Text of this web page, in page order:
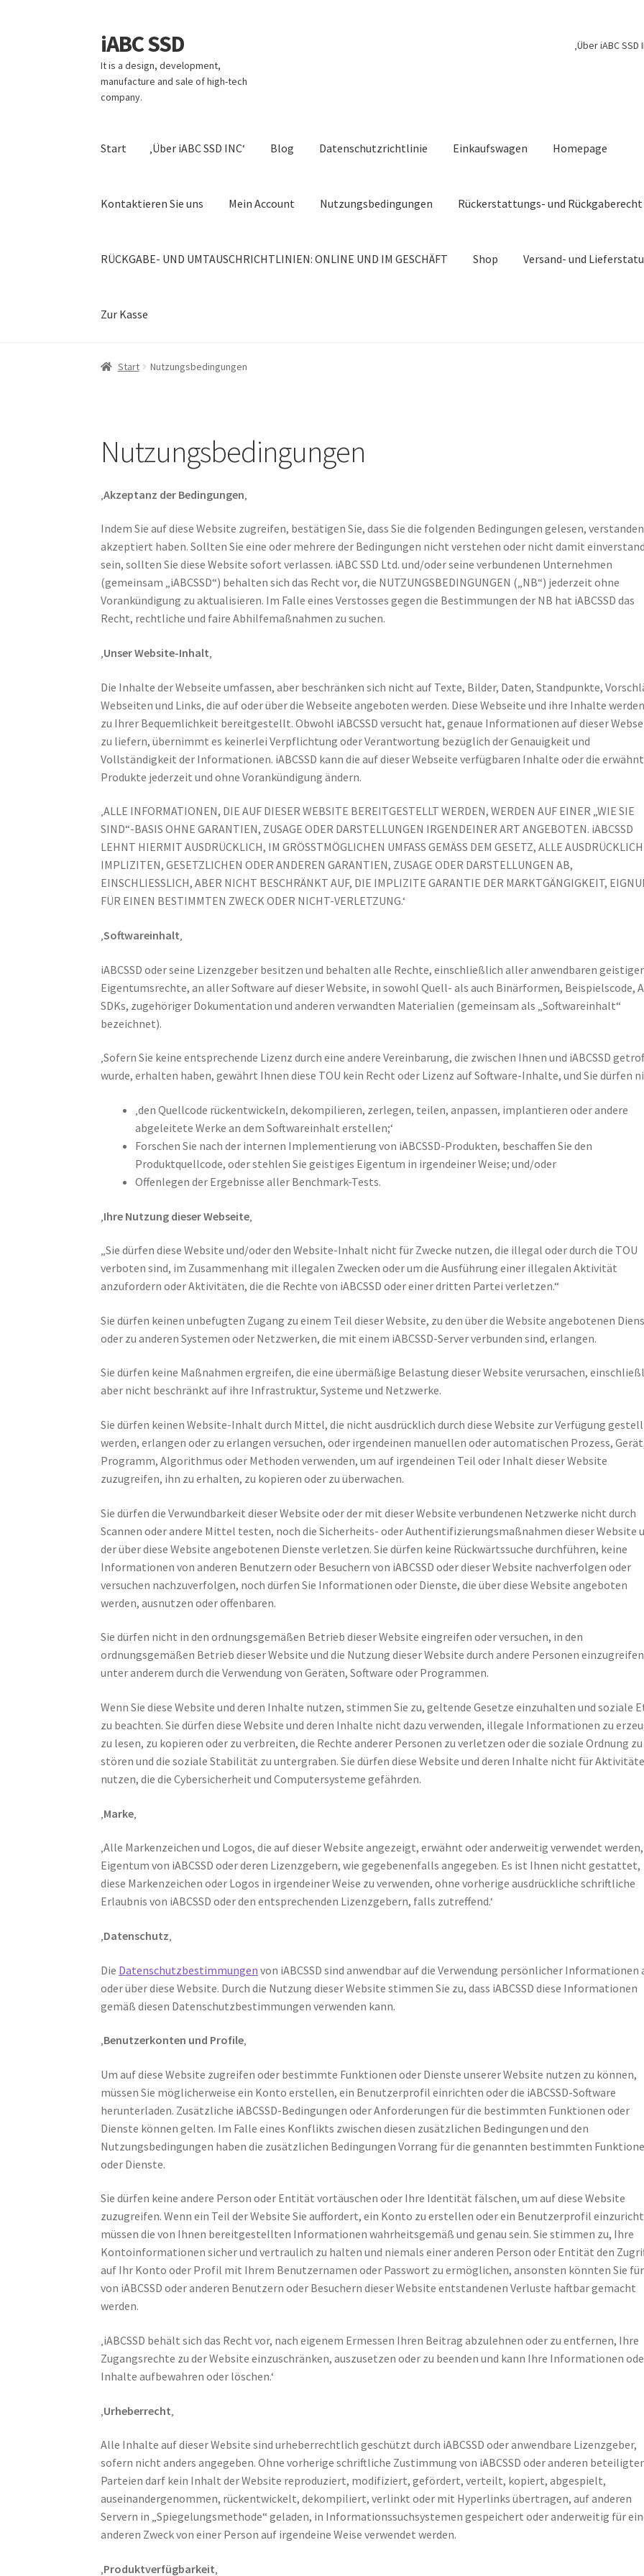
Zur
Navigation
springen
Zum
Inhalt
springen
iABC SSD
It is a design, development,
manufacture and sale of high-tech
company.
‚Über iABC SSD
Start ‚Über iABC SSD INC‘ Blog Datenschutzrichtlinie Einkaufswagen Homepage
Kontaktieren Sie uns Mein Account Nutzungsbedingungen Rückerstattungs- und Rückgaberecht
RÜCKGABE- UND UMTAUSCHRICHTLINIEN: ONLINE UND IM GESCHÄFT Shop Versand- und
Zur Kasse
Start ‚Über iABC SSD INC‘
RÜCKGABE- UND UMTAUSCHRICHTLINIEN: ONLINE UND IM GESCHÄFT
Start Nutzungsbedingungen
Nutzungsbedingungen
‚Akzeptanz der Bedingungen
Indem Sie auf diese Website zugreifen, bestätigen Sie, dass Sie die folgenden Bedingungen gelesen,
akzeptiert haben. Sollten Sie eine oder mehrere der Bedingungen nicht verstehen oder nicht damit
sein, sollten Sie diese Website sofort verlassen. iABC SSD Ltd. und/oder seine verbundenen Unternehmen
(gemeinsam „iABCSSD“) behalten sich das Recht vor, die NUTZUNGSBEDINGUNGEN („NB“) jederzeit ohne
Vorankündigung zu aktualisieren. Im Falle eines Verstosses gegen die Bestimmungen der NB hat iABCSSD das
Recht, rechtliche und faire Abhilfemaßnahmen zu suchen.
‚Unser Website-Inhalt‚
Die Inhalte der Webseite umfassen, aber beschränken sich nicht auf Texte, Bilder, Daten, Standpunkte,
Webseiten und Links, die auf oder über die Webseite angeboten werden. Diese Webseite und ihre Inhalte
zu Ihrer Bequemlichkeit bereitgestellt. Obwohl iABCSSD versucht hat, genaue Informationen auf dieser
zu liefern, übernimmt es keinerlei Verpflichtung oder Verantwortung bezüglich der Genauigkeit und
Vollständigkeit der Informationen. iABCSSD kann die auf dieser Webseite verfügbaren Inhalte oder die
Produkte jederzeit und ohne Vorankündigung ändern.
‚ALLE INFORMATIONEN, DIE AUF DIESER WEBSITE BEREITGESTELLT WERDEN, WERDEN AUF EINER „WIE SIE
SIND“-BASIS OHNE GARANTIEN, ZUSAGE ODER DARSTELLUNGEN IRGENDEINER ART ANGEBOTEN. iABCSSD
LEHNT HIERMIT AUSDRÜCKLICH, IM GRÖSSTMÖGLICHEN UMFASS GEMÄSS DEM GESETZ, ALLE
IMPLIZITEN, GESETZLICHEN ODER ANDEREN GARANTIEN, ZUSAGE ODER DARSTELLUNGEN AB,
EINSCHLIESSLICH, ABER NICHT BESCHRÄNKT AUF, DIE IMPLIZITE GARANTIE DER MARKTGÄNGIGKEIT,
FÜR EINEN BESTIMMTEN ZWECK ODER NICHT-VERLETZUNG.‘
‚Softwareinhalt
iABCSSD oder seine Lizenzgeber besitzen und behalten alle Rechte, einschließlich aller anwendbaren
Eigentumsrechte, an aller Software auf dieser Website, in sowohl Quell- als auch Binärformen, Beispielscode,
SDKs, zugehöriger Dokumentation und anderen verwandten Materialien (gemeinsam als „Softwareinhalt“
bezeichnet).
‚Sofern Sie keine entsprechende Lizenz durch eine andere Vereinbarung, die zwischen Ihnen und iABCSSD
wurde, erhalten haben, gewährt Ihnen diese TOU kein Recht oder Lizenz auf Software-Inhalte, und Sie dürfen
‚den Quellcode rückentwickeln, dekompilieren, zerlegen, teilen, anpassen, implantieren oder andere
abgeleitete Werke an dem Softwareinhalt erstellen;‘
Forschen Sie nach der internen Implementierung von iABCSSD-Produkten, beschaffen Sie den
Produktquellcode, oder stehlen Sie geistiges Eigentum in irgendeiner Weise; und/oder
Offenlegen der Ergebnisse aller Benchmark-Tests.
Ihre Nutzung dieser Webseite
„Sie dürfen diese Website und/oder den Website-Inhalt nicht für Zwecke nutzen, die illegal oder durch die TOU
verboten sind, im Zusammenhang mit illegalen Zwecken oder um die Ausführung einer illegalen Aktivität
anzufordern oder Aktivitäten, die die Rechte von iABCSSD oder einer dritten Partei verletzen.“
Sie dürfen keinen unbefugten Zugang zu einem Teil dieser Website, zu den über die Website angebotenen
oder zu anderen Systemen oder Netzwerken, die mit einem iABCSSD-Server verbunden sind, erlangen.
Sie dürfen keine Maßnahmen ergreifen, die eine übermäßige Belastung dieser Website verursachen,
aber nicht beschränkt auf ihre Infrastruktur, Systeme und Netzwerke.
Sie dürfen keinen Website-Inhalt durch Mittel, die nicht ausdrücklich durch diese Website zur Verfügung
werden, erlangen oder zu erlangen versuchen, oder irgendeinen manuellen oder automatischen Prozess,
Programm, Algorithmus oder Methoden verwenden, um auf irgendeinen Teil oder Inhalt dieser Website
zuzugreifen, ihn zu erhalten, zu kopieren oder zu überwachen.
Sie dürfen die Verwundbarkeit dieser Website oder der mit dieser Website verbundenen Netzwerke nicht durch
Scannen oder andere Mittel testen, noch die Sicherheits- oder Authentifizierungsmaßnahmen dieser Website
der über diese Website angebotenen Dienste verletzen. Sie dürfen keine Rückwärtssuche durchführen, keine
Informationen von anderen Benutzern oder Besuchern von iABCSSD oder dieser Website nachverfolgen oder
versuchen nachzuverfolgen, noch dürfen Sie Informationen oder Dienste, die über diese Website angeboten
werden, ausnutzen oder offenbaren.
Sie dürfen nicht in den ordnungsgemäßen Betrieb dieser Website eingreifen oder versuchen, in den
ordnungsgemäßen Betrieb dieser Website und die Nutzung dieser Website durch andere Personen
unter anderem durch die Verwendung von Geräten, Software oder Programmen.
Wenn Sie diese Website und deren Inhalte nutzen, stimmen Sie zu, geltende Gesetze einzuhalten und soziale
zu beachten. Sie dürfen diese Website und deren Inhalte nicht dazu verwenden, illegale Informationen zu
zu lesen, zu kopieren oder zu verbreiten, die Rechte anderer Personen zu verletzen oder die soziale Ordnung zu
stören und die soziale Stabilität zu untergraben. Sie dürfen diese Website und deren Inhalte nicht für
nutzen, die die Cybersicherheit und Computersysteme gefährden.
Marke
‚Alle Markenzeichen und Logos, die auf dieser Website angezeigt, erwähnt oder anderweitig verwendet
Eigentum von iABCSSD oder deren Lizenzgebern, wie gegebenenfalls angegeben. Es ist Ihnen nicht gestattet,
diese Markenzeichen oder Logos in irgendeiner Weise zu verwenden, ohne vorherige ausdrückliche schriftliche
Erlaubnis von iABCSSD oder den entsprechenden Lizenzgebern, falls zutreffend.‘
Datenschutz
Die Datenschutzbestimmungen von iABCSSD sind anwendbar auf die Verwendung persönlicher Informationen
oder über diese Website. Durch die Nutzung dieser Website stimmen Sie zu, dass iABCSSD diese Informationen
gemäß diesen Datenschutzbestimmungen verwenden kann.
‚Benutzerkonten und Profile‚
Um auf diese Website zugreifen oder bestimmte Funktionen oder Dienste unserer Website nutzen zu können,
müssen Sie möglicherweise ein Konto erstellen, ein Benutzerprofil einrichten oder die iABCSSD-Software
herunterladen. Zusätzliche iABCSSD-Bedingungen oder Anforderungen für die bestimmten Funktionen oder
Dienste können gelten. Im Falle eines Konflikts zwischen diesen zusätzlichen Bedingungen und den
Nutzungsbedingungen haben die zusätzlichen Bedingungen Vorrang für die genannten bestimmten
oder Dienste.
Sie dürfen keine andere Person oder Entität vortäuschen oder Ihre Identität fälschen, um auf diese Website
zuzugreifen. Wenn ein Teil der Website Sie auffordert, ein Konto zu erstellen oder ein Benutzerprofil
müssen die von Ihnen bereitgestellten Informationen wahrheitsgemäß und genau sein. Sie stimmen zu, Ihre
Kontoinformationen sicher und vertraulich zu halten und niemals einer anderen Person oder Entität den
auf Ihr Konto oder Profil mit Ihrem Benutzernamen oder Passwort zu ermöglichen, ansonsten könnten Sie
von iABCSSD oder anderen Benutzern oder Besuchern dieser Website entstandenen Verluste haftbar gemacht
werden.
‚iABCSSD behält sich das Recht vor, nach eigenem Ermessen Ihren Beitrag abzulehnen oder zu entfernen, Ihre
Zugangsrechte zu der Website einzuschränken, auszusetzen oder zu beenden und kann Ihre Informationen
Inhalte aufbewahren oder löschen.‘
Urheberrecht
Alle Inhalte auf dieser Website sind urheberrechtlich geschützt durch iABCSSD oder anwendbare Lizenzgeber,
sofern nicht anders angegeben. Ohne vorherige schriftliche Zustimmung von iABCSSD oder anderen
Parteien darf kein Inhalt der Website reproduziert, modifiziert, gefördert, verteilt, kopiert, abgespielt,
auseinandergenommen, rückentwickelt, dekompiliert, verlinkt oder mit Hyperlinks übertragen, auf anderen
Servern in „Spiegelungsmethode“ geladen, in Informationssuchsystemen gespeichert oder anderweitig für
anderen Zweck von einer Person auf irgendeine Weise verwendet werden.
‚Produktverfügbarkeit‚